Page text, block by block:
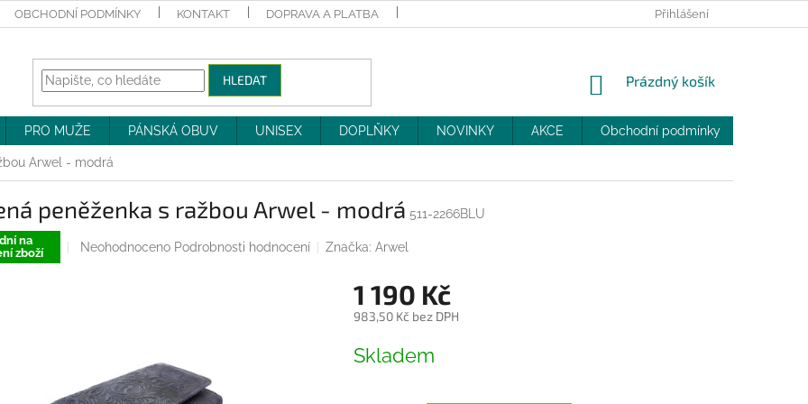
OBCHODNÍ PODMÍNKY KONTAKT DOPRAVA A PLATBA MOJE OBJEDNÁVKA
Přihlášení
HLEDAT
NÁKUPNÍ
Prázdný košík
PRO MUŽE PÁNSKÁ OBUV UNISEX DOPLŇKY NOVINKY AKCE Obchodní podmínky
Arwel - modrá
peněženka s ražbou Arwel - modrá 511-2266BLU
na
zboží
Průměrné
hvězdiček.
Neohodnoceno Podrobnosti hodnocení Značka:Arwel
1 190 Kč
983,50 Kč bez DPH
cena:
Skladem